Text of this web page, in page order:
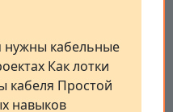
нужны кабельные
Как лотки
кабеля Простой
навыков